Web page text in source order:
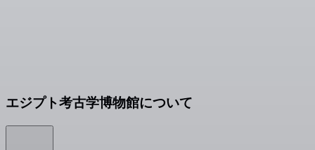
エジプト考古学博物館について